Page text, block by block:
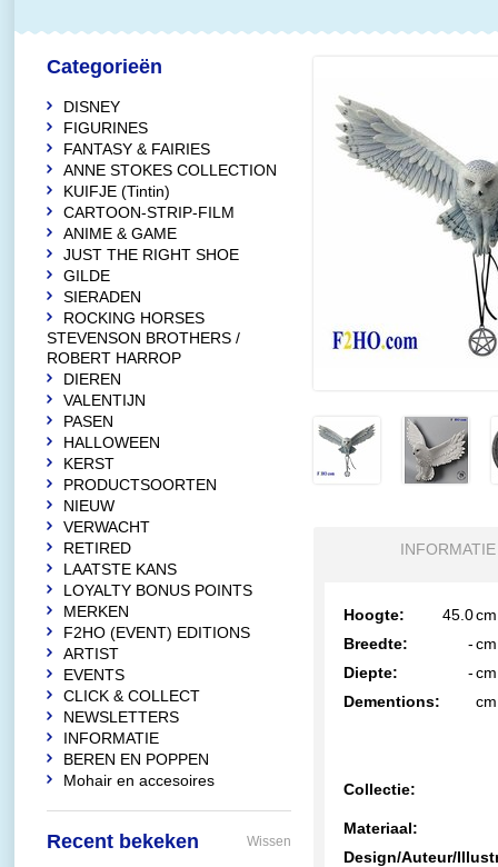
INFORMATIE
Hoogte: 45.0cm
Breedte:
-cm
Diepte:
-cm
Dementions:
cm
Collectie:
Materiaal:
Design/Auteur/
Categorieën
DISNEY
FIGURINES
FANTASY & FAIRIES
ANNE STOKES COLLECTION
KUIFJE (Tintin)
CARTOON-STRIP-FILM
ANIME & GAME
JUST THE RIGHT SHOE
GILDE
SIERADEN
ROCKING HORSES
STEVENSON BROTHERS /
ROBERT HARROP
DIEREN
VALENTIJN
PASEN
HALLOWEEN
KERST
PRODUCTSOORTEN
NIEUW
VERWACHT
RETIRED
LAATSTE KANS
LOYALTY BONUS POINTS
MERKEN
F2HO (EVENT) EDITIONS
ARTIST
EVENTS
CLICK & COLLECT
NEWSLETTERS
INFORMATIE
BEREN EN POPPEN
Mohair en accesoires
Recent bekeken Wissen